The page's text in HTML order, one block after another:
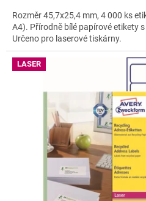
Rozměr 45,7x25,4 mm, 4 000 ks
A4). Přírodně bílé papírové etikety
Určeno pro laserové tiskárny.
LASER